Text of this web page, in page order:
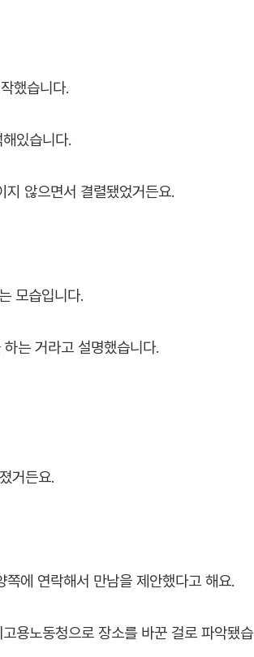
했습니다.
있습니다.
않으면서 결렬됐었거든요.
모습입니다.
는 거라고 설명했습니다.
거든요.
에 연락해서 만남을 제안했다고 해요.
용노동청으로 장소를 바꾼 걸로 파악됐습